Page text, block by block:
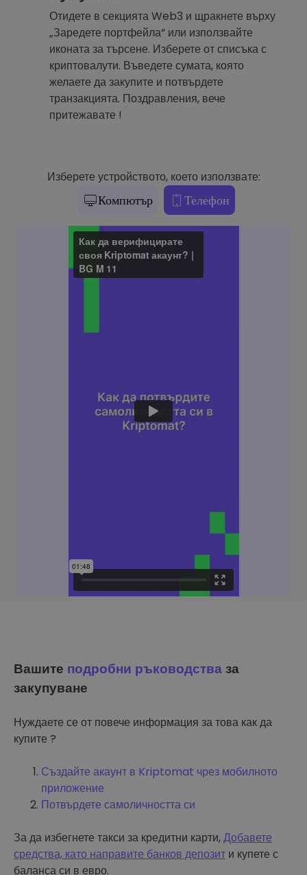
Отидете в секцията Web3 и щракнете върху
„Заредете портфейла“ или използвайте
иконата за търсене. Изберете от списъка с
криптовалути. Въведете сумата, която
желаете да закупите и потвърдете
транзакцията. Поздравления, вече
притежавате !
Изберете устройството, което използвате:
Компютър Телефон
Вашите подробни ръководстваза
закупуване
Нуждаете се от повече информация за това как да
купите ?
Създайте акаунт в Kriptomat чрез мобилното
приложение
Потвърдете самоличността си
За да избегнете такси за кредитни карти,Добавете
средства, като направите банков депозит и купете с
баланса си в евро.